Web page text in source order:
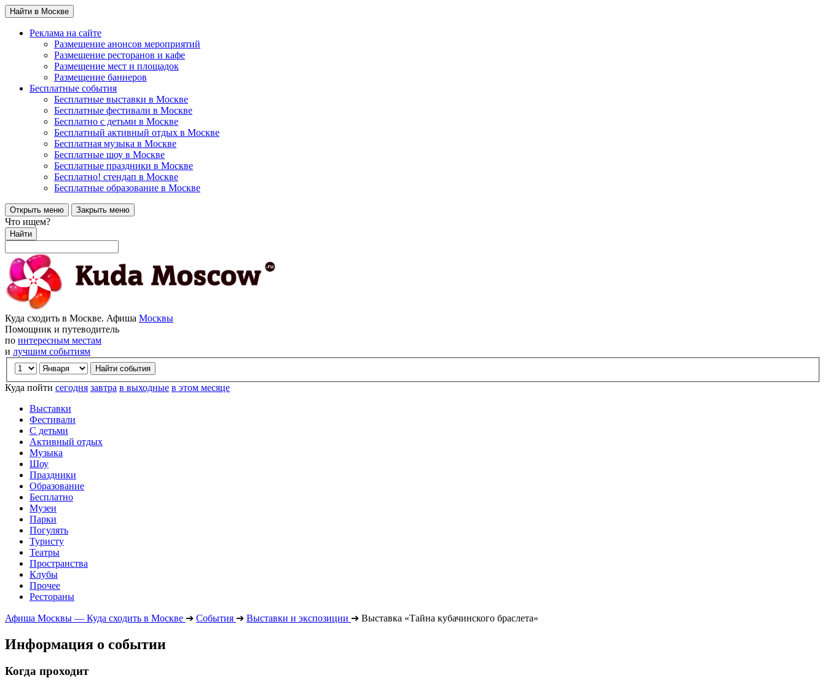
Найти в Москве
Реклама на сайте
Размещение анонсов мероприятий
Размещение ресторанов и кафе
Размещение мест и площадок
Размещение баннеров
Бесплатные события
Бесплатные выставки в Москве
Бесплатные фестивали в Москве
Бесплатно с детьми в Москве
Бесплатный активный отдых в Москве
Бесплатная музыка в Москве
Бесплатные шоу в Москве
Бесплатные праздники в Москве
Бесплатно! стендап в Москве
Бесплатные образование в Москве
Открыть меню Закрыть меню
Что ищем?
Найти
Куда сходить в Москве. Афиша Москвы
Помощник и путеводитель
по интересным местам
и лучшим событиям
Куда пойти сегодня завтра в выходные в этом месяце
Выставки
Фестивали
С детьми
Активный отдых
Музыка
Шоу
Праздники
Образование
Бесплатно
Музеи
Парки
Погулять
Туристу
Театры
Пространства
Клубы
Прочее
Рестораны
Афиша Москвы — Куда сходить в Москве ➔ События ➔ Выставки и экспозиции ➔ Выставка «Тайна кубачинского браслета»
Информация о событии
Когда проходит